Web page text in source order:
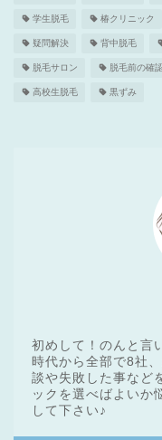
学生脱毛 椿クリニック
疑問解決 背中脱毛
脱毛サロン 脱毛前の確
高校生脱毛 黒ずみ
初めして！のんと言
時代から全部で8社
談や失敗した事など
ックを選べばよいか
して下さい♪